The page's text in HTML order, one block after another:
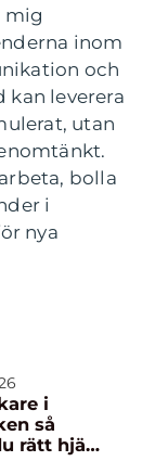
mig
inom
och
leverera
utan
bolla
i
nya
i
så
rätt hjälp